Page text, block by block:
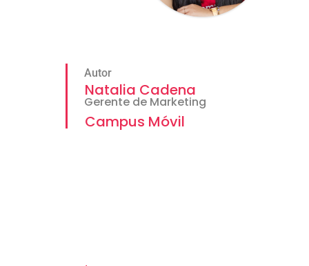
Autor
Natalia Cadena
Gerente de Marketing
Campus Móvil